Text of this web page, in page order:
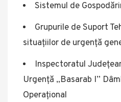
Sistemul de
Grupurile de Suport
situațiilor de urgență
Inspectoratul
Urgență „Basarab I”
Operațional